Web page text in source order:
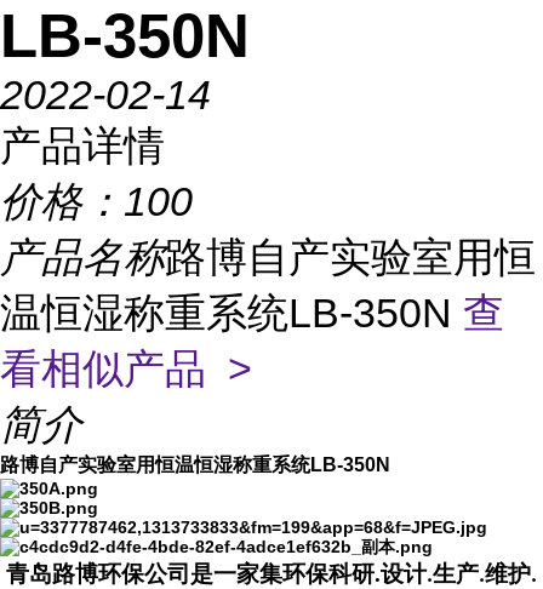
LB-350N
2022-02-14
产品详情
价格： 100
产品名称路博自产实验室用恒
温恒湿称重系统LB-350N 查
看相似产品 >
简介
路博自产实验室用恒温恒湿称重系统LB-350N
青岛路博环保公司是一家集环保科研.设计.生产.维护.